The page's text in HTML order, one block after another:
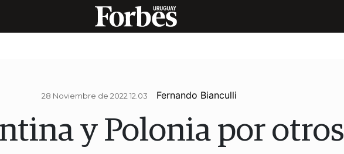
28 Noviembre de 2022 12.03 Fernando Bianculli
y Polonia por otros